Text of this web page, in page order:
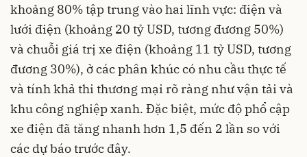
khoảng 80% tập trung vào hai lĩnh vực: điện và
lưới điện (khoảng 20 tỷ USD, tương đương 50%)
và chuỗi giá trị xe điện (khoảng 11 tỷ USD, tương
đương 30%), ở các phân khúc có nhu cầu thực tế
và tính khả thi thương mại rõ ràng như vận tải và
khu công nghiệp xanh. Đặc biệt, mức độ phổ cập
xe điện đã tăng nhanh hơn 1,5 đến 2 lần so với
các dự báo trước đây.